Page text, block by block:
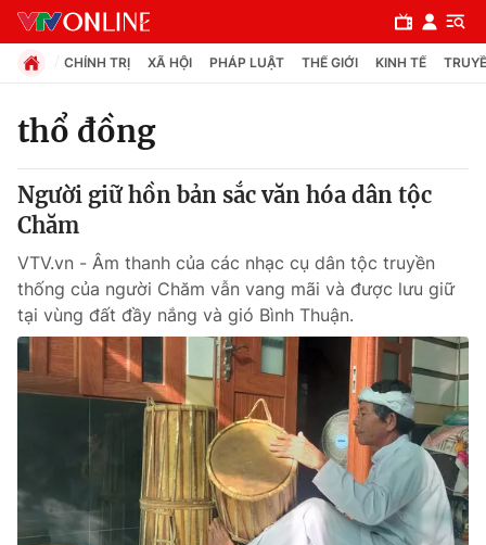
Chuyên mục
Chính trị
Xã hội
Pháp luật
Thế giới
Tin tức
Kinh tế
CHÍNH TRỊ XÃ HỘI PHÁP LUẬT THẾ GIỚI KINH TẾ
thổ đồng
Người giữ hồn bản sắc văn hóa dân tộc
Chăm
VTV.vn - Âm thanh của các nhạc cụ dân tộc truyền
thống của người Chăm vẫn vang mãi và được lưu giữ
tại vùng đất đầy nắng và gió Bình Thuận.